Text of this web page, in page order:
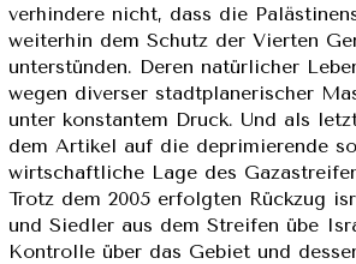
verhindere nicht, dass die
weiterhin dem Schutz der Vierten
unterstünden. Deren natürlicher
wegen diverser stadtplanerischer
unter konstantem Druck. Und als
dem Artikel auf die deprimierende
wirtschaftliche Lage des
Trotz dem 2005 erfolgten Rückzug
und Siedler aus dem Streifen übe
Kontrolle über das Gebiet und